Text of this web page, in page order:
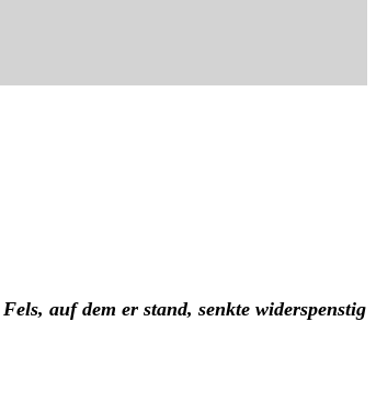
auf dem er stand, senkte widerspenstig